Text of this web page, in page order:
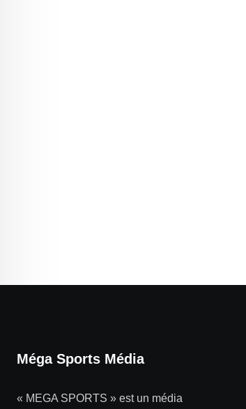
Méga Sports Média
« MEGA SPORTS » est un média